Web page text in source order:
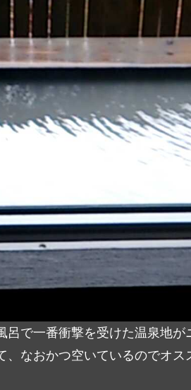
で一番衝撃を受けた温泉地が
なおかつ空いているのでオス